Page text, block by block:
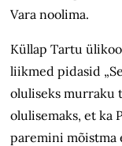
Vara noolima.
Küllap Tartu
liikmed pidasid
oluliseks murraku
olulisemaks, et ka
paremini mõistma